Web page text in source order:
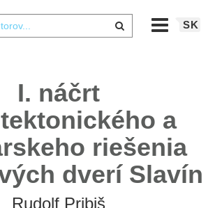
SK
I. náčrt
a
riešenia
dverí Slavín
Rudolf Pribiš